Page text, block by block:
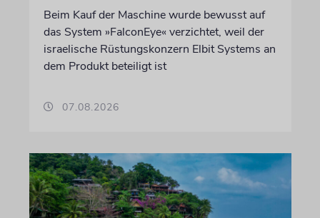
Beim Kauf der Maschine wurde bewusst auf
das System »FalconEye« verzichtet, weil der
israelische Rüstungskonzern Elbit Systems an
dem Produkt beteiligt ist
07.08.2026